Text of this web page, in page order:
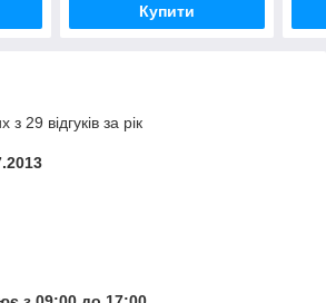
Купити
29 відгуків за рік